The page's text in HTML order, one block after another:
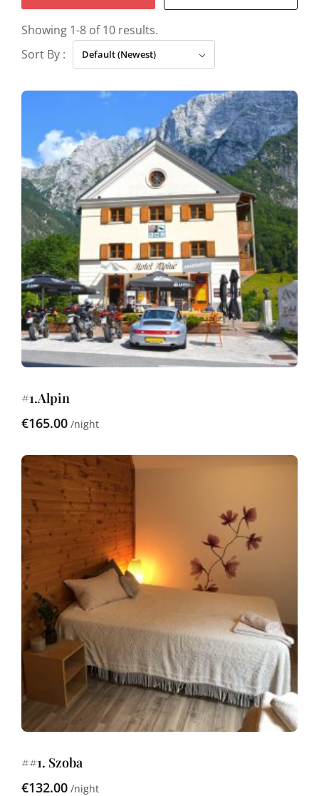
Showing 1-8 of 10 results.
Sort By :
Default (Newest)
#1.Alpin
€165.00 night
##1. Szoba
€132.00 night